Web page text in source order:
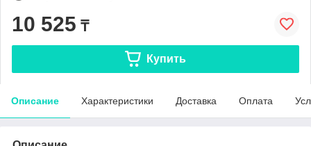
10 525 ₸
Купить
Описание Характеристики Доставка Оплата